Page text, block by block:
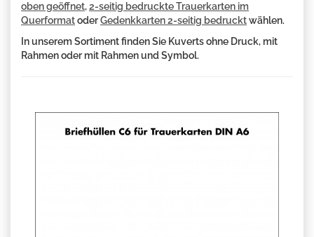
oben geöffnet,2-seitig bedruckte Trauerkarten im
QuerformatoderGedenkkarten 2-seitig bedrucktwählen.
In unserem Sortiment finden Sie Kuverts ohne Druck, mit
Rahmen oder mit Rahmen und Symbol.